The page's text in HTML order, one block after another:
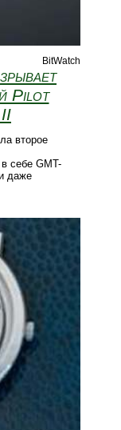
BitWatch
Pilot
второе
себе GMT-
даже